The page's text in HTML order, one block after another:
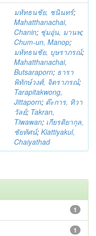
มหัทธนชัย, ชนินทร์;
Mahatthanachai,
Chanin; ชุ่มอุ่น, มานพ;
Chum-un, Manop;
มหัทธนชัย, บุษราภรณ์;
Mahatthanachai,
Butsaraporn; ธารา
พิทักษ์วงศ์, จิตราภรณ์;
Tarapitakwong,
Jittaporn; ต๊ะการ, ทิวา
วัลย์; Takran,
Tiwawan; เกียรติยากุล,
ชัยทัศน์; Kiattiyakul,
Chaiyathad
1
1